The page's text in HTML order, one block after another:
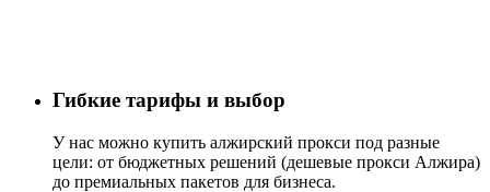
Гибкие тарифы и выбор
У нас можно купить алжирский прокси под разные
цели: от бюджетных решений (дешевые прокси Алжира)
до премиальных пакетов для бизнеса.